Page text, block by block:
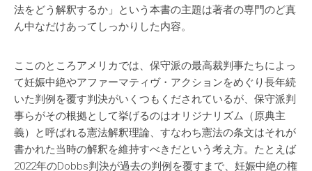
法をどう解釈するか」という本書の主題は著者の専門のど真
ん中なだけあってしっかりした内容。
ここのところアメリカでは、保守派の最高裁判事たちによっ
て妊娠中絶やアファーマティヴ・アクションをめぐり長年続
いた判例を覆す判決がいくつもくだされているが、保守派判
事らがその根拠として挙げるのはオリジナリズム（原典主
義）と呼ばれる憲法解釈理論、すなわち憲法の条文はそれが
書かれた当時の解釈を維持すべきだという考え方。たとえば
2022年のDobbs判決が過去の判例を覆すまで、妊娠中絶の権